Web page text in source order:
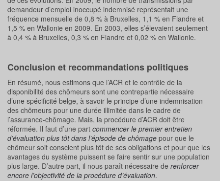
demandeur d’emploi inoccupé indemnisé représentait une
fréquence mensuelle de 0,8 % à Bruxelles, 1,1 % en Flandre et
1,5 % en Wallonie en 2009. En 2003, elles s’élevaient seulement
à 0,4 % à Bruxelles, 0,3 % en Flandre et 0,02 % en Wallonie.
Conclusion et recommandations politiques
En résumé, nous estimons que l’ACR et le contrôle de la
disponibilité des chômeurs sont une contrepartie nécessaire
d’une spécificité belge, à savoir le principe d’une indemnisation
des chômeurs pour une durée illimitée dans le cadre de
l’assurance-chômage. Mais, la procédure d’ACR doit être
réformée. Il faut d’une part commencer le premier entretien
d’évaluation plus tôt dans l’épisode de chômage pour que le
chômeur soit conscient plus tôt de ses obligations et pour que les
avantages du système puissent se faire sentir sur une population
plus large. D’autre part, il nous paraît nécessaire de renforcer
encore l’objectivité de la procédure d’évaluation.